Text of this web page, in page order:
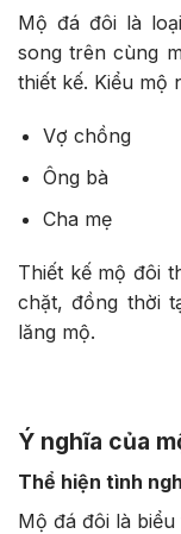
Mộ đá đôi là
song trên cùng
thiết kế. Kiểu mộ
Vợ chồng
Ông bà
Cha mẹ
Thiết kế mộ đôi
chặt, đồng thời
lăng mộ.
Ý nghĩa của
Thể hiện tình
Mộ đá đôi là